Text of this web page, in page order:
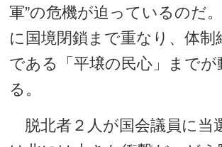
軍”の危機が迫っているのだ
に国境閉鎖まで重なり、体制
である「平壌の民心」までが
る。
脱北者２人が国会議員に当